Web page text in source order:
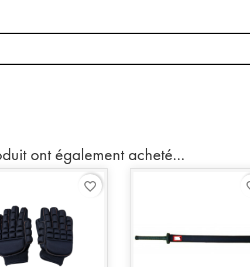
ont également acheté...
favorite_border